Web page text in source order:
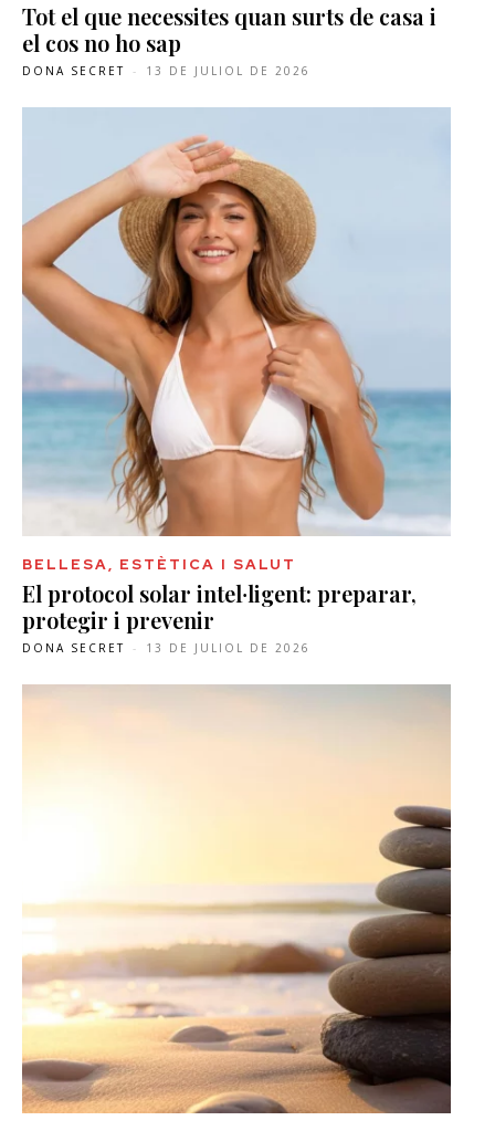
Tot el que necessites quan surts de casa i
el cos no ho sap
DONA SECRET - 13 DE JULIOL DE 2026
BELLESA, ESTÈTICA I SALUT
El protocol solar intel·ligent: preparar,
protegir i prevenir
DONA SECRET - 13 DE JULIOL DE 2026